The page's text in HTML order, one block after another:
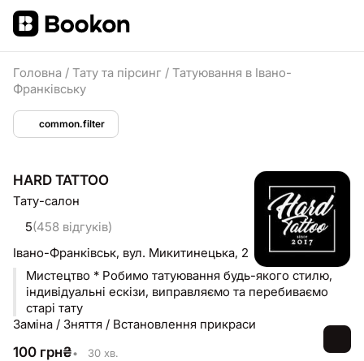
Головна / Тату та пірсинг / Татуювання в Івано-
Франківську
common.filter
HARD TATTOO
Тату-салон
5(458 відгуків)
Івано-Франківськ, вул. Микитинецька, 2
Мистецтво * Робимо татуювання будь-якого стилю,
індивідуальні ескізи, виправляємо та перебиваємо
старі тату
Заміна / Зняття / Встановлення прикраси
100 грн₴• 30 хв.